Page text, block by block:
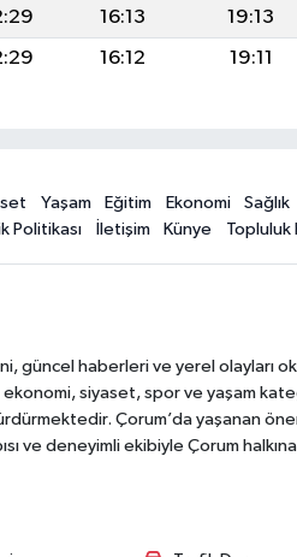
16:13 19:13
16:12 19:11
Yaşam Eğitim Ekonomi Sağlık
Politikası
İletişim Künye Topluluk
haberleri ve yerel olayları
siyaset, spor ve yaşam
Çorum’da yaşanan
ve deneyimli ekibiyle Çorum